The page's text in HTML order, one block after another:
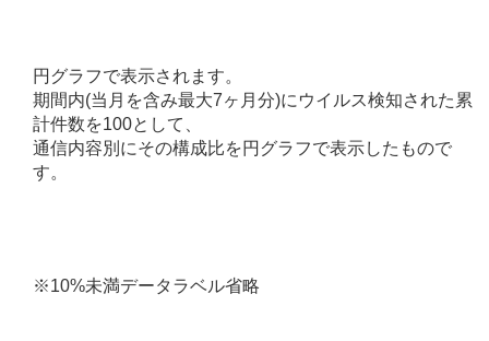
円グラフで表示されます。
期間内(当月を含み最大7ヶ月分)にウイルス検知された累
計件数を100として、
通信内容別にその構成比を円グラフで表示したもので
す。
※10%未満データラベル省略